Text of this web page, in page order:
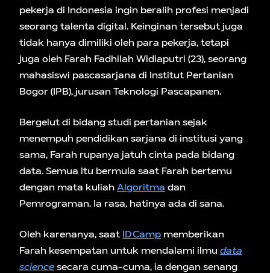
pekerja di Indonesia ingin beralih profesi menjadi
seorang talenta digital. Keinginan tersebut juga
tidak hanya dimiliki oleh para pekerja, tetapi
juga oleh Farah Fadhilah Widiaputri (23), seorang
mahasiswi pascasarjana di Institut Pertanian
Bogor (IPB), jurusan Teknologi Pascapanen.
Bergelut di bidang studi pertanian sejak
menempuh pendidikan sarjana di institusi yang
sama, Farah rupanya jatuh cinta pada bidang
data. Semua itu bermula saat Farah bertemu
dengan mata kuliah Algoritma dan
Pemrograman. Ia rasa, hatinya ada di sana.
Oleh karenanya, saat IDCamp memberikan
Farah kesempatan untuk mendalami ilmu data
science secara cuma-cuma, ia dengan senang